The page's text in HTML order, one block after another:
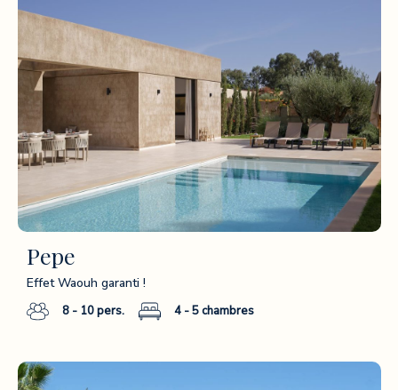
Pepe
Effet Waouh garanti !
8 - 10pers. 4 - 5chambres